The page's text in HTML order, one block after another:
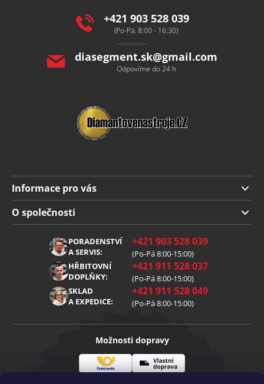
+421 903 528 039
(Po-Pá: 8:00 - 16:30)
diasegment.sk@gmail.com
Odpovíme do 24 h
Informace pro vás
Doprava a platba
Obchodní podmínky
Reklamace
Zpracování osobních údajů
O společnosti
PORADENSTVÍ
A SERVIS:
+421 903 528 039
(Po-Pá 8:00-15:00)
HŘBITOVNÍ
DOPLŇKY:
+421 911 528 037
(Po-Pá 8:00-15:00)
SKLAD
A EXPEDICE:
+421 911 528 049
(Po-Pá 8:00-15:00)
Možnosti dopravy